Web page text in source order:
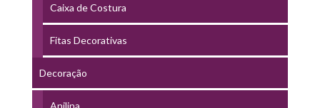
Caixa de Costura
Fitas Decorativas
Decoração
Anilina